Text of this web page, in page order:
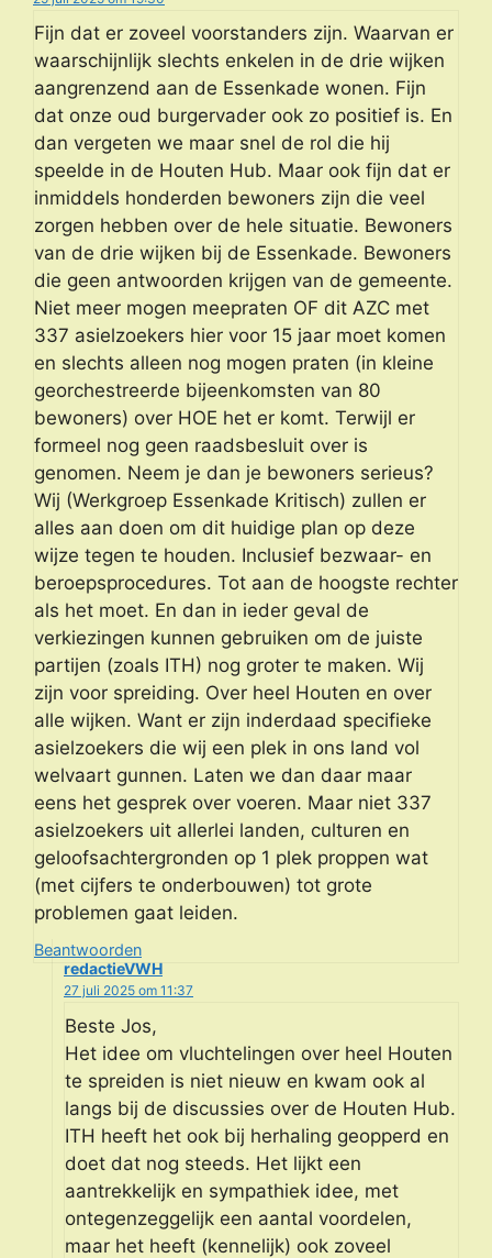
Fijn dat er zoveel voorstanders zijn. Waarvan er
waarschijnlijk slechts enkelen in de drie wijken
aangrenzend aan de Essenkade wonen. Fijn
dat onze oud burgervader ook zo positief is. En
dan vergeten we maar snel de rol die hij
speelde in de Houten Hub. Maar ook fijn dat er
inmiddels honderden bewoners zijn die veel
zorgen hebben over de hele situatie. Bewoners
van de drie wijken bij de Essenkade. Bewoners
die geen antwoorden krijgen van de gemeente.
Niet meer mogen meepraten OF dit AZC met
337 asielzoekers hier voor 15 jaar moet komen
en slechts alleen nog mogen praten (in kleine
georchestreerde bijeenkomsten van 80
bewoners) over HOE het er komt. Terwijl er
formeel nog geen raadsbesluit over is
genomen. Neem je dan je bewoners serieus?
Wij (Werkgroep Essenkade Kritisch) zullen er
alles aan doen om dit huidige plan op deze
wijze tegen te houden. Inclusief bezwaar- en
beroepsprocedures. Tot aan de hoogste rechter
als het moet. En dan in ieder geval de
verkiezingen kunnen gebruiken om de juiste
partijen (zoals ITH) nog groter te maken. Wij
zijn voor spreiding. Over heel Houten en over
alle wijken. Want er zijn inderdaad specifieke
asielzoekers die wij een plek in ons land vol
welvaart gunnen. Laten we dan daar maar
eens het gesprek over voeren. Maar niet 337
asielzoekers uit allerlei landen, culturen en
geloofsachtergronden op 1 plek proppen wat
(met cijfers te onderbouwen) tot grote
problemen gaat leiden.
Beantwoorden
redactieVWH
27 juli 2025 om 11:37
Beste Jos,
Het idee om vluchtelingen over heel Houten
te spreiden is niet nieuw en kwam ook al
langs bij de discussies over de Houten Hub.
ITH heeft het ook bij herhaling geopperd en
doet dat nog steeds. Het lijkt een
aantrekkelijk en sympathiek idee, met
ontegenzeggelijk een aantal voordelen,
maar het heeft (kennelijk) ook zoveel